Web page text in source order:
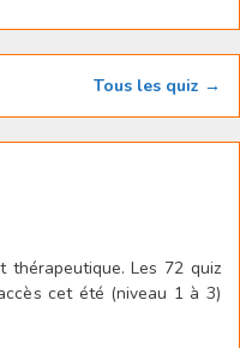
Tous les quiz →
thérapeutique. Les 72 quiz
cet été (niveau 1 à 3)